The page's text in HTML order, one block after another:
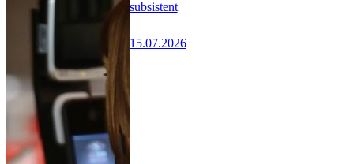
subsistent
15.07.2026